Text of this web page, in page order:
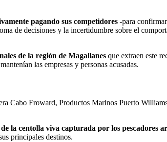
pagando sus competidores -para
de decisiones y la incertidumbre sobre el
de la región de Magallanes que extraen este
las empresas y personas acusadas.
Cabo Froward, Productos Marinos Puerto
la centolla viva capturada por los pescadores
principales destinos.